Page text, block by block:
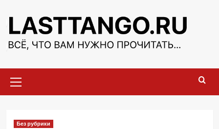
содержимому
меню
Без рубрики